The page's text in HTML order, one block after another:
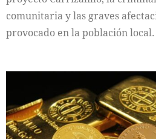
comunitaria y las graves
provocado en la población local.